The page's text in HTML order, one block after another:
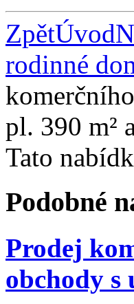
ZpětÚvod
rodinné
pl. 390 m²
Tato
Podobné
Prodej
obchody s